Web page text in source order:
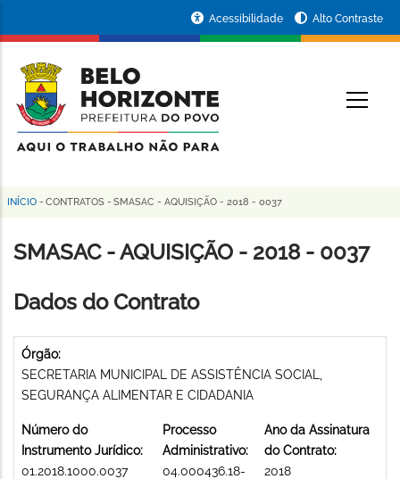
conteúdo
principal
da
Prefeitura
de
Horizonte
Acessibilidade Alto Contraste
Trilha
de
INÍCIO - CONTRATOS - SMASAC - AQUISIÇÃO - 2018 - 0037
SMASAC - AQUISIÇÃO - 2018 - 0037
Dados do Contrato
Órgão:
SECRETARIA MUNICIPAL DE ASSISTÊNCIA SOCIAL,
SEGURANÇA ALIMENTAR E CIDADANIA
Número do
Instrumento Jurídico:
01.2018.1000.0037
Processo
Administrativo:
04.000436.18-
Ano da Assinatura
do Contrato:
2018